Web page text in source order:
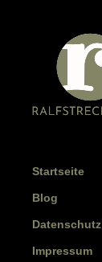
Startseite
Blog
Datenschutz
Impressum